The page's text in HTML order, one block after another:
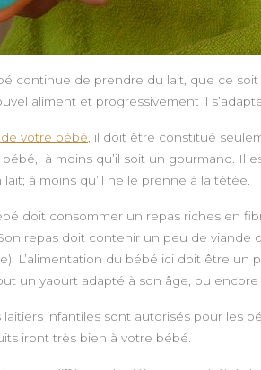
continue de prendre du lait, que ce
aliment et progressivement il
votre bébé , il doit être constitué
à moins qu’il soit un gourmand. Il
à moins qu’il ne le prenne à la tétée.
doit consommer un repas riches en
repas doit contenir un peu de viande
L’alimentation du bébé ici doit être un
un yaourt adapté à son âge, ou
infantiles sont autorisés pour les
iront très bien à votre bébé.